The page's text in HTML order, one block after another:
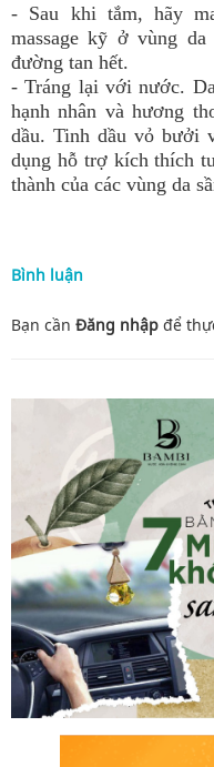
- Sau khi tắm, hãy
massage kỹ ở vùng
đường tan hết.
- Tráng lại với nước.
hạnh nhân và hương
dầu. Tinh dầu vỏ bưởi
dụng hỗ trợ kích thích
thành của các vùng da
Bình luận
Bạn cần Đăng nhập để